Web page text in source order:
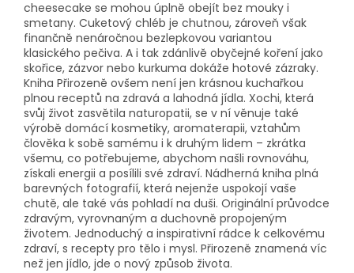
cheesecake se mohou úplně obejít bez mouky i
smetany. Cuketový chléb je chutnou, zároveň však
finančně nenáročnou bezlepkovou variantou
klasického pečiva. A i tak zdánlivě obyčejné koření jako
skořice, zázvor nebo kurkuma dokáže hotové zázraky.
Kniha Přirozeně ovšem není jen krásnou kuchařkou
plnou receptů na zdravá a lahodná jídla. Xochi, která
svůj život zasvětila naturopatii, se v ní věnuje také
výrobě domácí kosmetiky, aromaterapii, vztahům
člověka k sobě samému i k druhým lidem – zkrátka
všemu, co potřebujeme, abychom našli rovnováhu,
získali energii a posílili své zdraví. Nádherná kniha plná
barevných fotografií, která nejenže uspokojí vaše
chutě, ale také vás pohladí na duši. Originální průvodce
zdravým, vyrovnaným a duchovně propojeným
životem. Jednoduchý a inspirativní rádce k celkovému
zdraví, s recepty pro tělo i mysl. Přirozeně znamená víc
než jen jídlo, jde o nový způsob života.